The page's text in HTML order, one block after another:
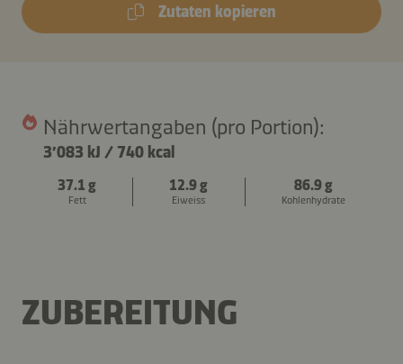
Zutaten kopieren
Nährwertangaben (pro Portion):
3’083 kJ / 740 kcal
37.1 g
Fett
12.9 g
Eiweiss
86.9 g
Kohlenhydrate
ZUBEREITUNG